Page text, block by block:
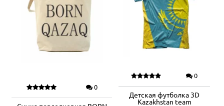
0
0
Детская футболка 3D
Kazakhstan team